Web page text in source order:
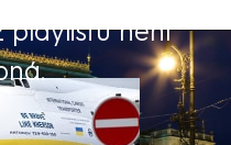
playlistu není